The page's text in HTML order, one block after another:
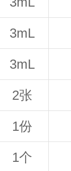
3mL
3mL
2张
1份
1个